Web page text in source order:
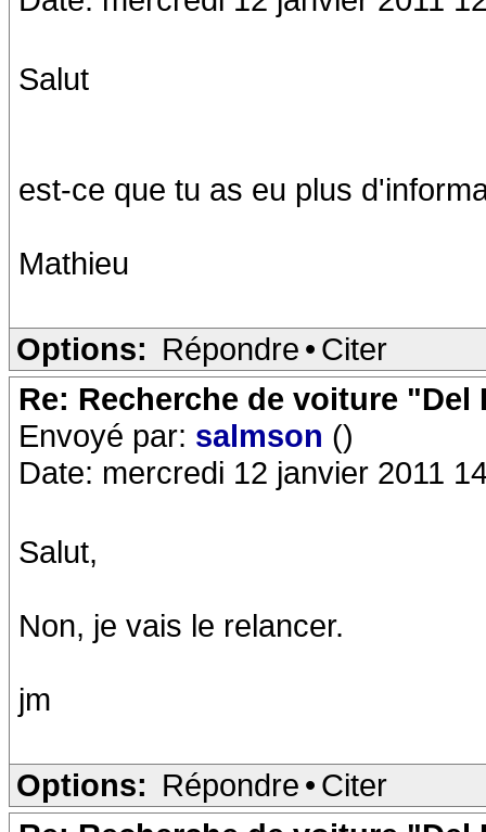
Salut
est-ce que tu as eu plus
Mathieu
Options: Répondre • Citer
Re: Recherche de voiture "Del
Envoyé par: salmson ()
Date: mercredi 12 janvier 2011
Salut,
Non, je vais le relancer.
jm
Options: Répondre • Citer